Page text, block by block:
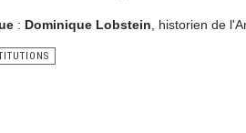
: Dominique Lobstein , historien de